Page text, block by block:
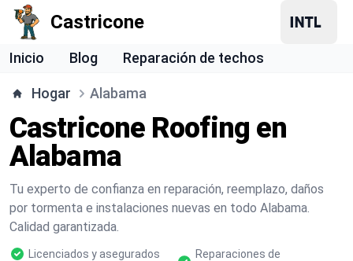
Castricone
Inicio Blog Reparación de techos
Hogar Alabama
Castricone Roofing en
Alabama
Tu experto de confianza en reparación, reemplazo, daños
por tormenta e instalaciones nuevas en todo Alabama.
Calidad garantizada.
Licenciados y asegurados
Reparaciones de